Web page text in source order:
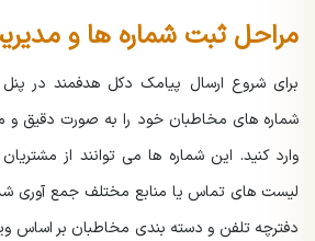
مراحل ثبت شماره ها و
برای شروع ارسال پیامک دکل هدفمند در پنل
شماره های مخاطبان خود را به صورت دقیق و
وارد کنید. این شماره ها می توانند از
لیست های تماس یا منابع مختلف جمع آوری
دفترچه تلفن و دسته بندی مخاطبان بر اساس